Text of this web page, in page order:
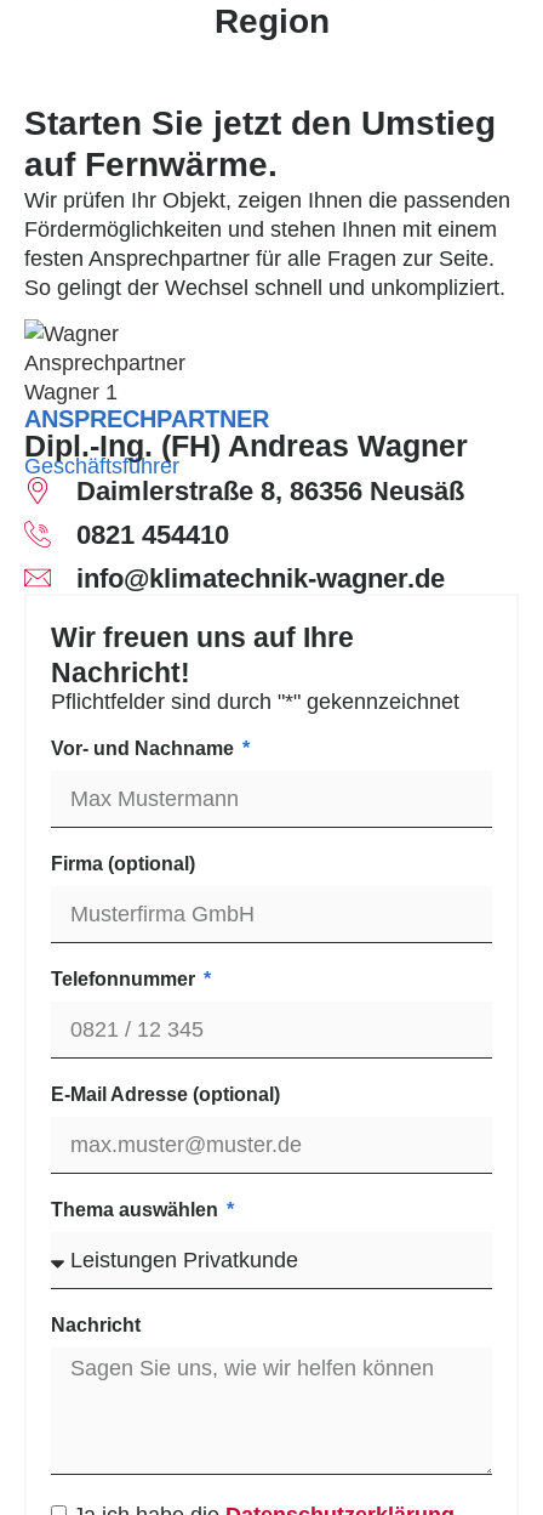
Region
Starten Sie jetzt den Umstieg
auf Fernwärme.
Wir prüfen Ihr Objekt, zeigen Ihnen die passenden
Fördermöglichkeiten und stehen Ihnen mit einem
festen Ansprechpartner für alle Fragen zur Seite.
So gelingt der Wechsel schnell und unkompliziert.
ANSPRECHPARTNER
Dipl.-Ing. (FH) Andreas Wagner
Geschäftsführer
Daimlerstraße 8, 86356 Neusäß
0821 454410
info@klimatechnik-wagner.de
Wir freuen uns auf Ihre
Nachricht!
Pflichtfelder sind durch "*" gekennzeichnet
Vor- und Nachname
Firma (optional)
Telefonnummer
E-Mail Adresse (optional)
Thema auswählen
Nachricht